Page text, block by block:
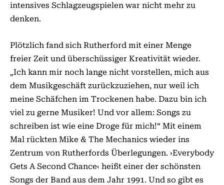
intensives Schlagzeugspielen war nicht mehr zu
denken.
Plötzlich fand sich Rutherford mit einer Menge
freier Zeit und überschüssiger Kreativität wieder.
„Ich kann mir noch lange nicht vorstellen, mich aus
dem Musikgeschäft zurückzuziehen, nur weil ich
meine Schäfchen im Trockenen habe. Dazu bin ich
viel zu gerne Musiker! Und vor allem: Songs zu
schreiben ist wie eine Droge für mich!“ Mit einem
Mal rückten Mike & The Mechanics wieder ins
Zentrum von Rutherfords Überlegungen. ›Everybody
Gets A Second Chance‹ heißt einer der schönsten
Songs der Band aus dem Jahr 1991. Und so gibt es